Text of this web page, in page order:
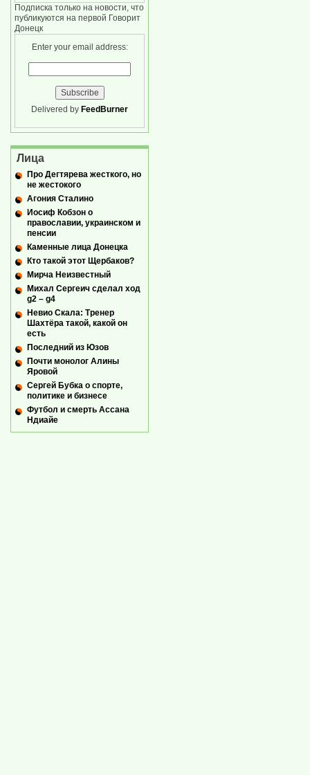
Подписка только на новости, что
публикуются на первой Говорит
Донецк
Enter your email address:
Delivered by FeedBurner
Лица
Про Дегтярева жесткого, но
не жестокого
Агония Сталино
Иосиф Кобзон о
православии, украинском и
пенсии
Каменные лица Донецка
Кто такой этот Щербаков?
Мирча Неизвестный
Михал Сергеич сделал ход
g2 – g4
Невио Скала: Тренер
Шахтёра такой, какой он
есть
Последний из Юзов
Почти монолог Алины
Яровой
Сергей Бубка о спорте,
политике и бизнесе
Футбол и смерть Ассана
Ндиайе